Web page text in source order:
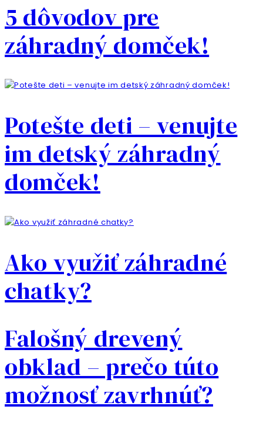
5 dôvodov pre
záhradný domček!
Potešte deti – venujte
im detský záhradný
domček!
Ako využiť záhradné
chatky?
Falošný drevený
obklad – prečo túto
možnosť zavrhnúť?